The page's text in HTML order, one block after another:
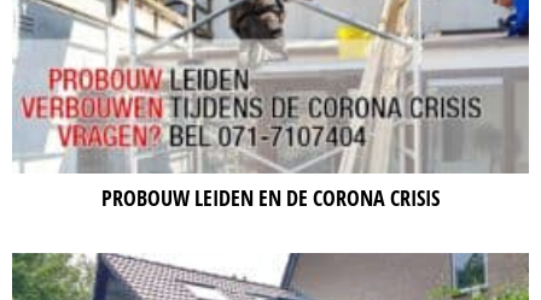
PROBOUW LEIDEN EN DE CORONA CRISIS